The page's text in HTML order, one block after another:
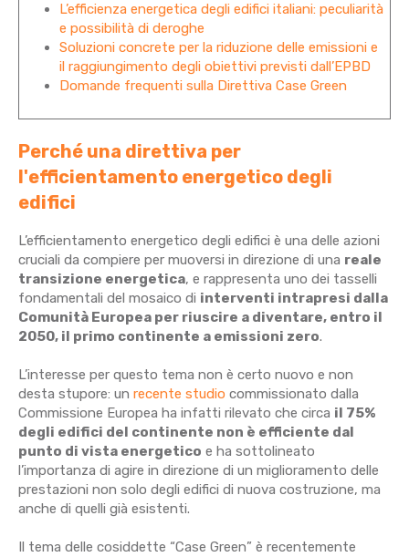
L’efficienza energetica degli edifici italiani: peculiarità
e possibilità di deroghe
Soluzioni concrete per la riduzione delle emissioni e
il raggiungimento degli obiettivi previsti dall’EPBD
Domande frequenti sulla Direttiva Case Green
Perché una direttiva per
l'efficientamento energetico degli
edifici
L’efficientamento energetico degli edifici è una delle azioni
cruciali da compiere per muoversi in direzione di una reale
transizione energetica, e rappresenta uno dei tasselli
fondamentali del mosaico di interventi intrapresi dalla
Comunità Europea per riuscire a diventare, entro il
2050, il primo continente a emissioni zero.
L’interesse per questo tema non è certo nuovo e non
desta stupore: un recente studio commissionato dalla
Commissione Europea ha infatti rilevato che circa il 75%
degli edifici del continente non è efficiente dal
punto di vista energetico e ha sottolineato
l’importanza di agire in direzione di un miglioramento delle
prestazioni non solo degli edifici di nuova costruzione, ma
anche di quelli già esistenti.
Il tema delle cosiddette “Case Green” è recentemente